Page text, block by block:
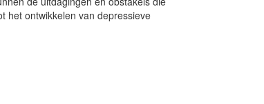
het ontwikkelen van depressieve